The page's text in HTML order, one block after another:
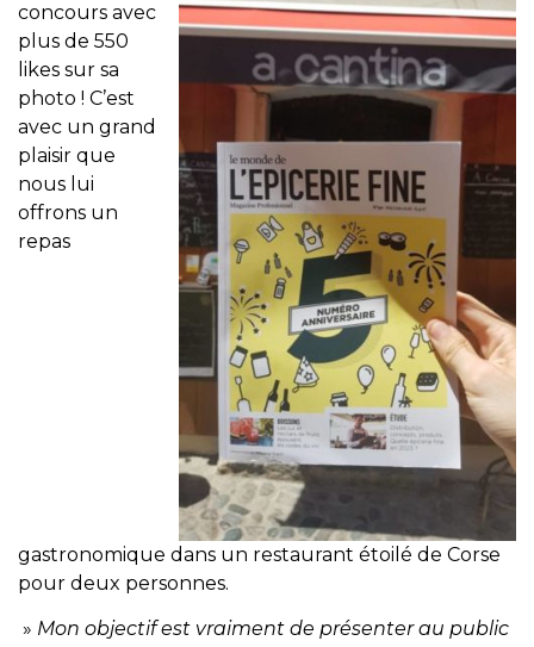
concours avec
plus de 550
likes sur sa
photo ! C’est
avec un grand
plaisir que
nous lui
offrons un
repas
gastronomique dans un restaurant étoilé de Corse
pour deux personnes.
» Mon objectif est vraiment de présenter au public